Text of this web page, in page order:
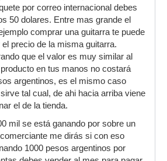
por correo internacional debes
50 dolares. Entre mas grande el
comprar una guitarra te puede
precio de la misma guitarra.
que el valor es muy similar al
en tus manos no costará
argentinos, es el mismo caso
tal cual, de ahi hacia arriba viene
el de la tienda.
mil se está ganando por sobre un
me dirás si con eso
1000 pesos argentinos por